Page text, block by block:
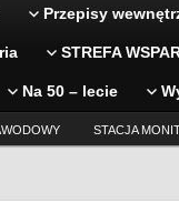
Przepisy
STREFA
Na 50 – lecie
STACJA